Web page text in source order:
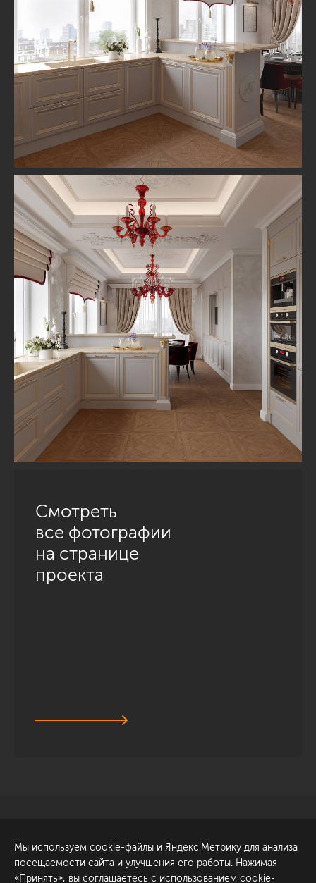
Смотреть
все фотографии
на странице
проекта
Обсудить проект
ул. Академика Павлова, 6
к1
Мы используем cookie-файлы и Яндекс.Метрику для анализа
посещаемости сайта и улучшения его работы. Нажимая
«Принять», вы соглашаетесь с использованием cookie-